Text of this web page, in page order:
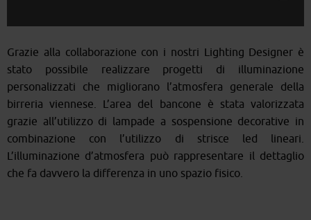
Grazie alla collaborazione con i nostri Lighting Designer è
stato possibile realizzare progetti di illuminazione
personalizzati che migliorano l’atmosfera generale della
birreria viennese. L’area del bancone è stata valorizzata
grazie all’utilizzo di lampade a sospensione decorative in
combinazione con l’utilizzo di strisce led lineari.
L’illuminazione d’atmosfera può rappresentare il dettaglio
che fa davvero la differenza in uno spazio fisico.